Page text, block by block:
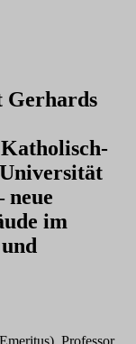
Gerhards
neue
im
Professor